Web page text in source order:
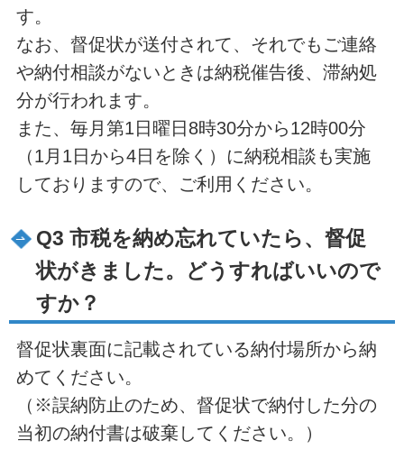
す。
なお、督促状が送付されて、それでもご連絡
や納付相談がないときは納税催告後、滞納処
分が行われます。
また、毎月第1日曜日8時30分から12時00分
（1月1日から4日を除く）に納税相談も実施
しておりますので、ご利用ください。
Q3 市税を納め忘れていたら、督促
状がきました。どうすればいいので
すか？
督促状裏面に記載されている納付場所から納
めてください。
（※誤納防止のため、督促状で納付した分の
当初の納付書は破棄してください。）